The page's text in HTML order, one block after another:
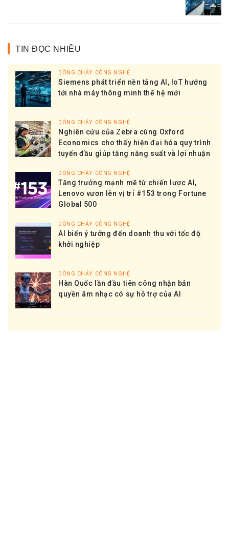
TIN ĐỌC NHIỀU
DÒNG CHẢY CÔNG NGHỆ
Siemens phát triển nền tảng AI, IoT hướng
tới nhà máy thông minh thế hệ mới
DÒNG CHẢY CÔNG NGHỆ
Nghiên cứu của Zebra cùng Oxford
Economics cho thấy hiện đại hóa quy trình
tuyến đầu giúp tăng năng suất và lợi nhuận
DÒNG CHẢY CÔNG NGHỆ
Tăng trưởng mạnh mẽ từ chiến lược AI,
Lenovo vươn lên vị trí #153 trong Fortune
Global 500
DÒNG CHẢY CÔNG NGHỆ
AI biến ý tưởng đến doanh thu với tốc độ
khởi nghiệp
DÒNG CHẢY CÔNG NGHỆ
Hàn Quốc lần đầu tiên công nhận bản
quyền âm nhạc có sự hỗ trợ của AI